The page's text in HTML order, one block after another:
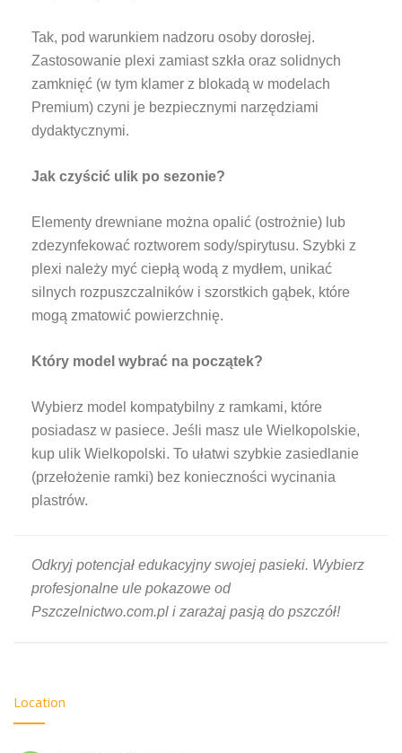
Tak, pod warunkiem nadzoru osoby dorosłej.
Zastosowanie plexi zamiast szkła oraz solidnych
zamknięć (w tym klamer z blokadą w modelach
Premium) czyni je bezpiecznymi narzędziami
dydaktycznymi.
Jak czyścić ulik po sezonie?
Elementy drewniane można opalić (ostrożnie) lub
zdezynfekować roztworem sody/spirytusu. Szybki z
plexi należy myć ciepłą wodą z mydłem, unikać
silnych rozpuszczalników i szorstkich gąbek, które
mogą zmatowić powierzchnię.
Który model wybrać na początek?
Wybierz model kompatybilny z ramkami, które
posiadasz w pasiece. Jeśli masz ule Wielkopolskie,
kup ulik Wielkopolski. To ułatwi szybkie zasiedlanie
(przełożenie ramki) bez konieczności wycinania
plastrów.
Odkryj potencjał edukacyjny swojej pasieki. Wybierz
profesjonalne ule pokazowe od
Pszczelnictwo.com.pl i zarażaj pasją do pszczół!
Location